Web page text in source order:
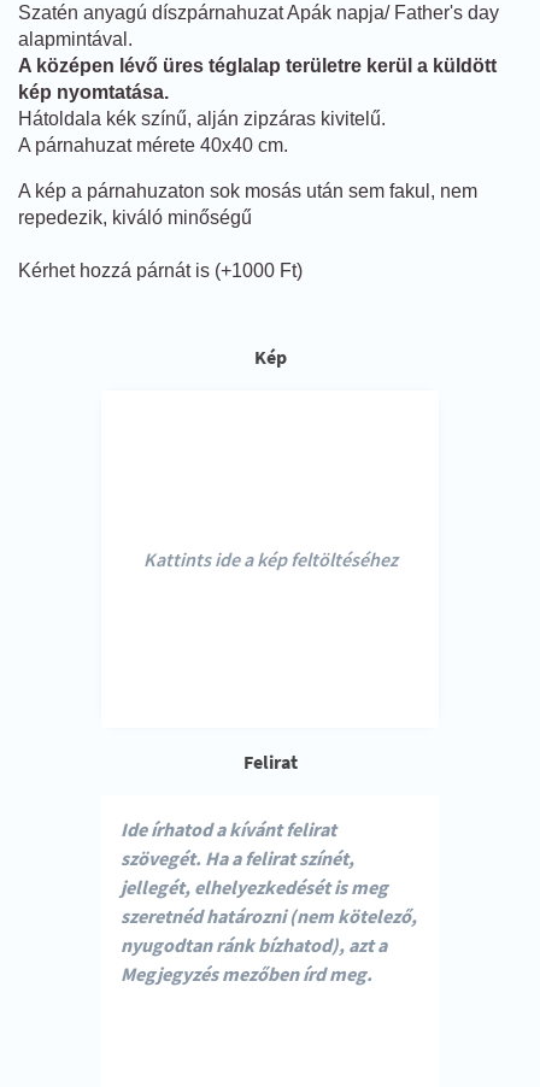
Szatén anyagú díszpárnahuzat Apák napja/ Father's day
alapmintával.
A középen lévő üres téglalap területre kerül a küldött
kép nyomtatása.
Hátoldala kék színű, alján zipzáras kivitelű.
A párnahuzat mérete 40x40 cm.
A kép a párnahuzaton sok mosás után sem fakul, nem
repedezik, kiváló minőségű
Kérhet hozzá párnát is (+1000 Ft)
Kép
Kattints ide a kép feltöltéséhez
Felirat